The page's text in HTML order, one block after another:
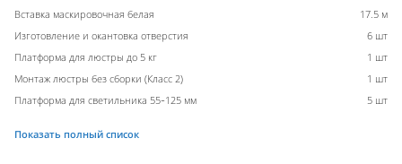
Вставка маскировочная белая
17.5 м
Изготовление и окантовка отверстия
6 шт
Платформа для люстры до 5 кг
1 шт
Монтаж люстры без сборки (Класс 2)
1 шт
Платформа для светильника 55-125 мм
5 шт
Показать полный список